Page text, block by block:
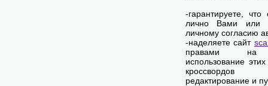
-гарантируете,
лично Вами или
личному согласию
-наделяете сайт
правами на
использование
редактирование и